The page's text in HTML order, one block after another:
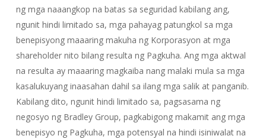
ng mga naaangkop na batas sa seguridad kabilang ang,
ngunit hindi limitado sa, mga pahayag patungkol sa mga
benepisyong maaaring makuha ng Korporasyon at mga
shareholder nito bilang resulta ng Pagkuha. Ang mga aktwal
na resulta ay maaaring magkaiba nang malaki mula sa mga
kasalukuyang inaasahan dahil sa ilang mga salik at panganib.
Kabilang dito, ngunit hindi limitado sa, pagsasama ng
negosyo ng Bradley Group, pagkabigong makamit ang mga
benepisyo ng Pagkuha, mga potensyal na hindi isiniwalat na